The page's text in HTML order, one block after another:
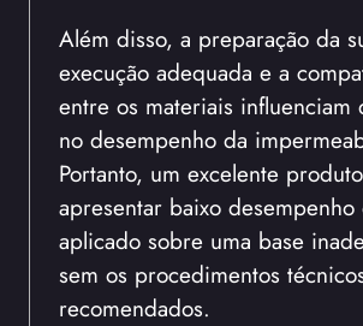
Além disso, a preparação da
execução adequada e a
entre os materiais influenciam
no desempenho da
Portanto, um excelente
apresentar baixo
aplicado sobre uma base
sem os procedimentos
recomendados.